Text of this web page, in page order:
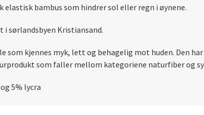
elastisk bambus som hindrer sol eller regn i øynene.
i sørlandsbyen Kristiansand.
som kjennes myk, lett og behagelig mot huden. Den
som faller mellom kategoriene naturfiber og
5% lycra